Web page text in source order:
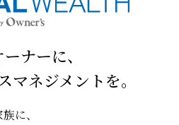
ナーに、
マネジメントを。
に、